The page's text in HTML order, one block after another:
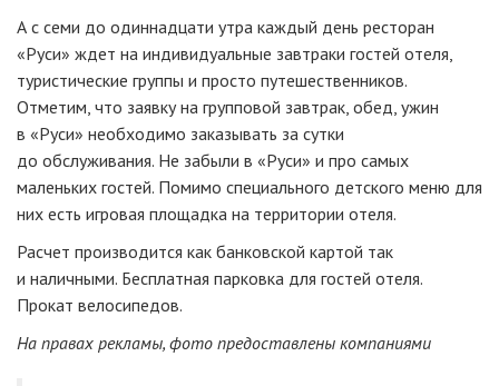
А с семи до одиннадцати утра каждый день ресторан
«Руси» ждет на индивидуальные завтраки гостей отеля,
туристические группы и просто путешественников.
Отметим, что заявку на групповой завтрак, обед, ужин
в «Руси» необходимо заказывать за сутки
до обслуживания. Не забыли в «Руси» и про самых
маленьких гостей. Помимо специального детского меню для
них есть игровая площадка на территории отеля.
Расчет производится как банковской картой так
и наличными. Бесплатная парковка для гостей отеля.
Прокат велосипедов.
На правах рекламы, фото предоставлены компаниями